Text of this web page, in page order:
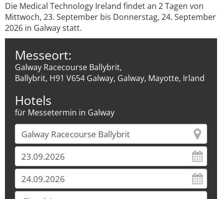
Die Medical Technology Ireland findet an 2 Tagen von
Mittwoch, 23. September bis Donnerstag, 24. September
2026 in Galway statt.
Messeort:
Galway Racecourse Ballybrit,
Ballybrit, H91 V654 Galway, Galway, Mayotte, Irland
Hotels
für Messetermin in Galway